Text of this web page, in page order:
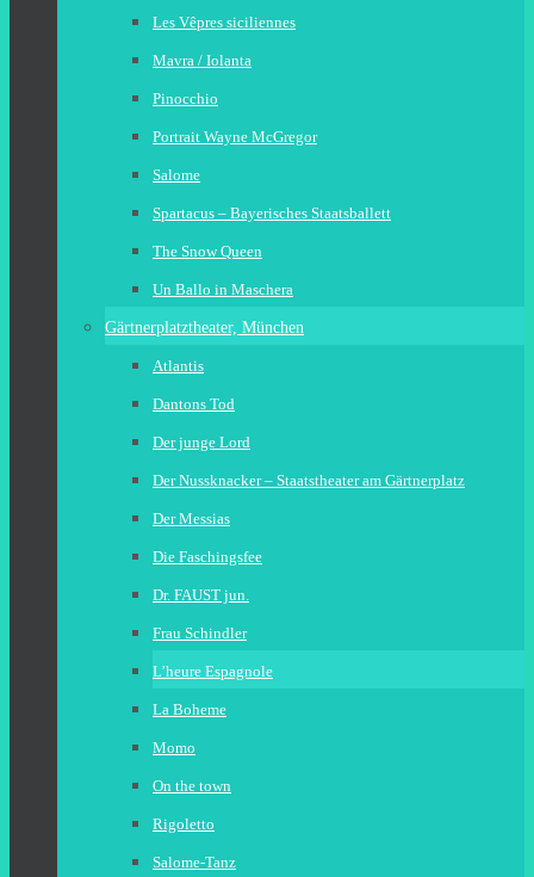
Les Vêpres siciliennes
Mavra / Iolanta
Pinocchio
Portrait Wayne McGregor
Salome
Spartacus – Bayerisches Staatsballett
The Snow Queen
Un Ballo in Maschera
Gärtnerplatztheater, München
Atlantis
Dantons Tod
Der junge Lord
Der Nussknacker – Staatstheater am Gärtnerplatz
Der Messias
Die Faschingsfee
Dr. FAUST jun.
Frau Schindler
L’heure Espagnole
La Boheme
Momo
On the town
Rigoletto
Salome-Tanz